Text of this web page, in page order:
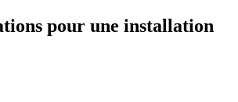
pour une installation